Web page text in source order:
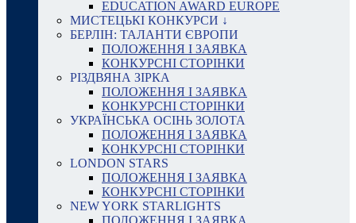
EDUCATION AWARD EUROPE
МИСТЕЦЬКІ КОНКУРСИ ↓
БЕРЛІН: ТАЛАНТИ ЄВРОПИ
ПОЛОЖЕННЯ І ЗАЯВКА
КОНКУРСНІ СТОРІНКИ
РІЗДВЯНА ЗІРКА
ПОЛОЖЕННЯ І ЗАЯВКА
КОНКУРСНІ СТОРІНКИ
УКРАЇНСЬКА ОСІНЬ ЗОЛОТА
ПОЛОЖЕННЯ І ЗАЯВКА
КОНКУРСНІ СТОРІНКИ
LONDON STARS
ПОЛОЖЕННЯ І ЗАЯВКА
КОНКУРСНІ СТОРІНКИ
NEW YORK STARLIGHTS
ПОЛОЖЕННЯ І ЗАЯВКА